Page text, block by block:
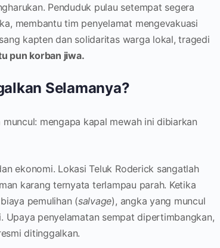
Penduduk pulau setempat segera
membantu tim penyelamat mengevakuasi
kapten dan solidaritas warga lokal, tragedi
pun korban jiwa.
Selamanya?
mengapa kapal mewah ini dibiarkan
ekonomi. Lokasi Teluk Roderick sangatlah
karang ternyata terlampau parah. Ketika
pemulihan (salvage), angka yang muncul
Upaya penyelamatan sempat dipertimbangkan,
ditinggalkan.